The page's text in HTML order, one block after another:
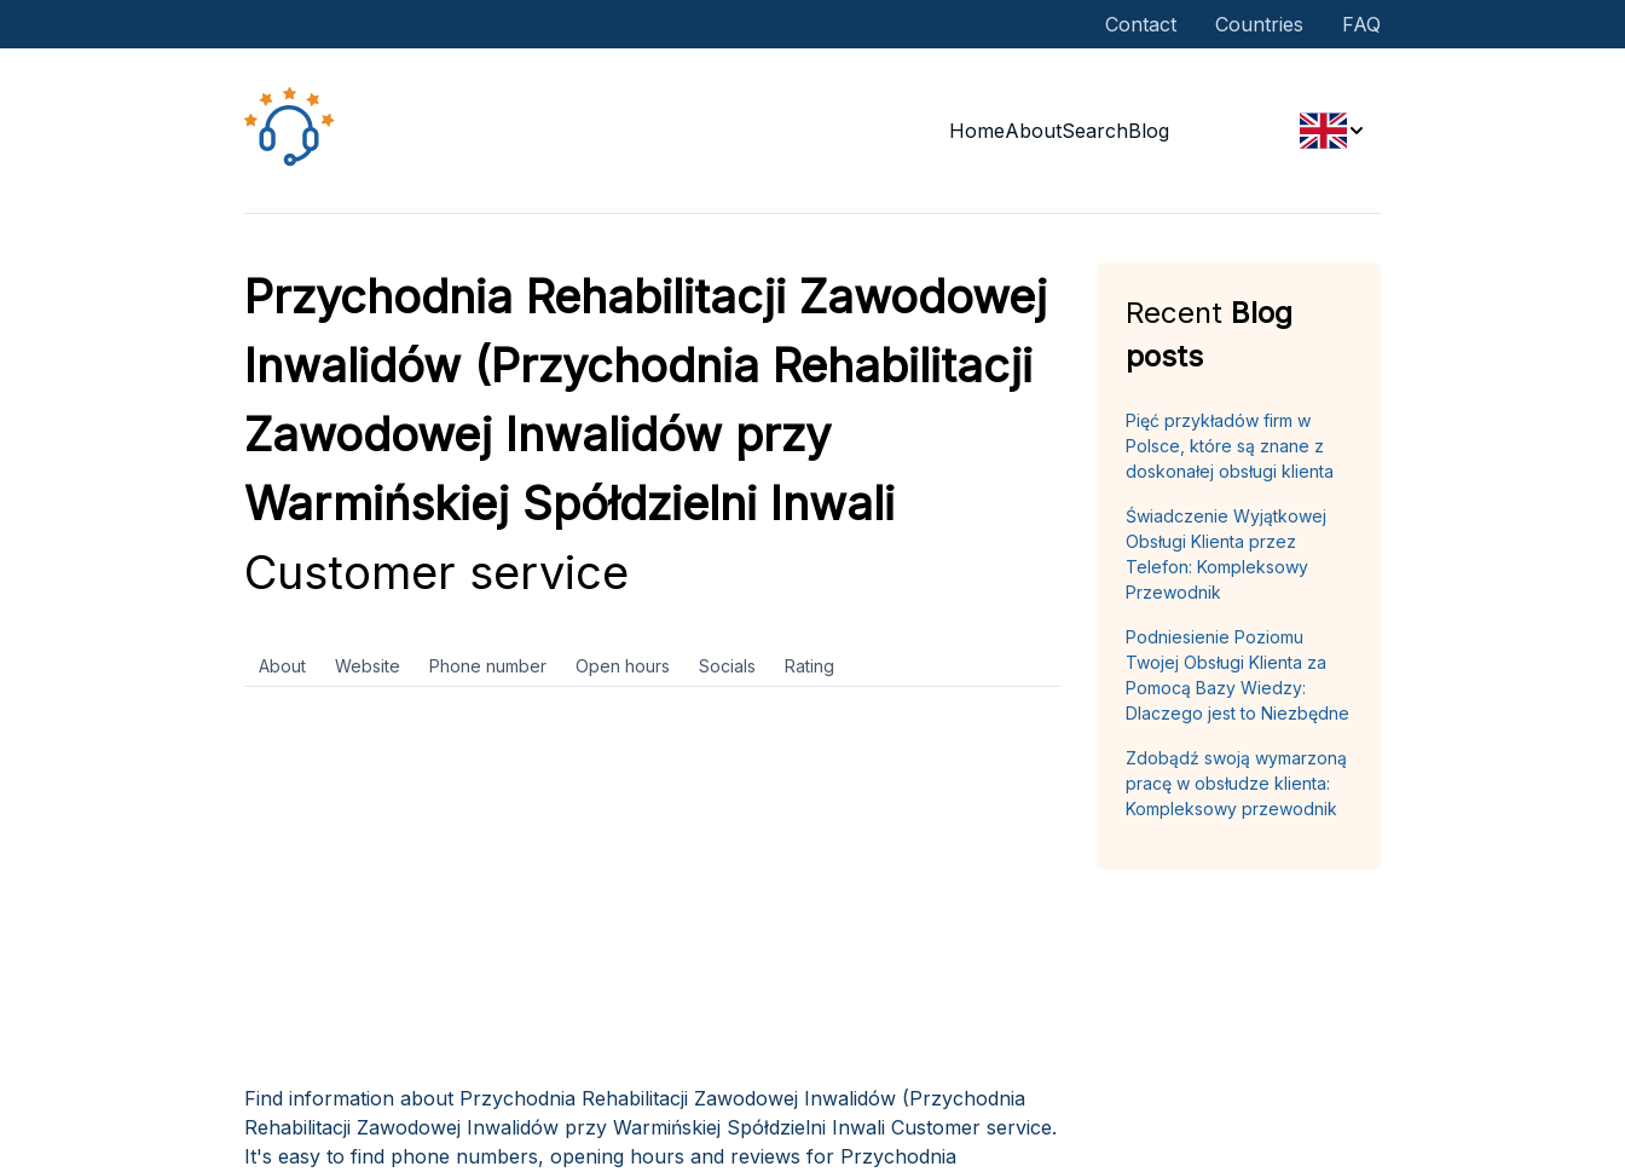
Contact Countries FAQ
HomeAboutSearchBlog
Przychodnia Rehabilitacji Zawodowej
Inwalidów (Przychodnia Rehabilitacji
Zawodowej Inwalidów przy
Warmińskiej Spółdzielni Inwali
Customer service
About Website Phone number Open hours Socials Rating
Find information about Przychodnia Rehabilitacji Zawodowej Inwalidów (Przychodnia
Rehabilitacji Zawodowej Inwalidów przy Warmińskiej Spółdzielni Inwali Customer service.
It's easy to find phone numbers, opening hours and reviews for Przychodnia
Recent Blog
posts
Pięć przykładów firm w
Polsce, które są znane z
doskonałej obsługi klienta
Świadczenie Wyjątkowej
Obsługi Klienta przez
Telefon: Kompleksowy
Przewodnik
Podniesienie Poziomu
Twojej Obsługi Klienta za
Pomocą Bazy Wiedzy:
Dlaczego jest to Niezbędne
Zdobądź swoją wymarzoną
pracę w obsłudze klienta:
Kompleksowy przewodnik